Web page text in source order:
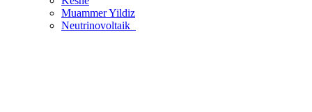
Muammer Yildiz
Neutrinovoltaik